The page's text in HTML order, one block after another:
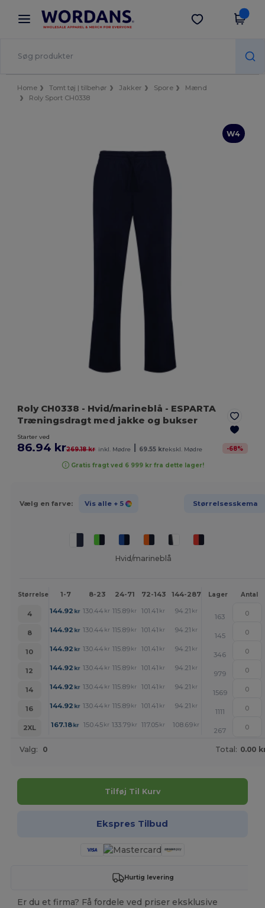
× Wordans-app
Bedre priser i appen!
Hent app
Home Tomt tøj | tilbehør Jakker Spore
Mænd
Roly Sport CH0338
W4
Roly CH0338 - Hvid/marineblå - ESPARTA
Træningsdragt med jakke og bukser
Starter ved
86.94 kr269.18 kr inkl. Mødre 69.55 krekskl. Mødre -68%
Gratis fragt ved 6 999 kr fra dette lager!
Vælg en farve: Vis alle + 5 Størrelsesskema
Hvid/marineblå
Størrelse 1-7 8-23 24-71 72-143 144-287 288 + Mere
Lager Antal
4 144.92 kr 130.44 kr 115.89 kr 101.41 kr 94.21 kr +
163
8
144.92 kr 130.44 kr 115.89 kr 101.41 kr 94.21 kr +
145
10
144.92 kr 130.44 kr 115.89 kr 101.41 kr 94.21 kr +
346
12
144.92 kr 130.44 kr 115.89 kr 101.41 kr 94.21 kr +
979
14
144.92 kr 130.44 kr 115.89 kr 101.41 kr 94.21 kr +
1569
16
144.92 kr 130.44 kr 115.89 kr 101.41 kr 94.21 kr +
1111
2XL
167.18kr 150.45 kr 133.79 kr 117.05 kr 108.69 kr +
267
Valg: 0 Total: 0.00
Tilføj Til Kurv
Ekspres Tilbud
Hurtig levering
Er du et firma? Få fordele ved priser eksklusive